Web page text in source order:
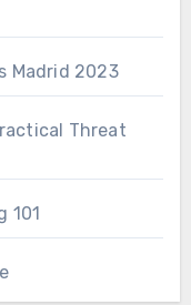
Madrid 2023
Threat
101